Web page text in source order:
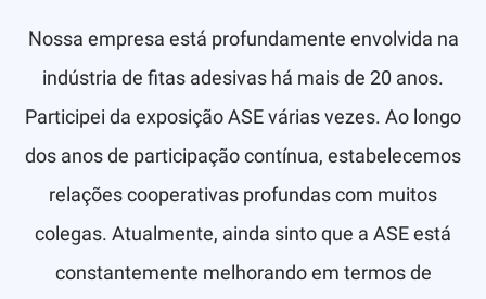
Nossa empresa está profundamente envolvida na
indústria de fitas adesivas há mais de 20 anos.
Participei da exposição ASE várias vezes. Ao longo
dos anos de participação contínua, estabelecemos
relações cooperativas profundas com muitos
colegas. Atualmente, ainda sinto que a ASE está
constantemente melhorando em termos de